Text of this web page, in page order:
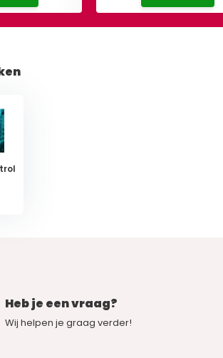
Heb je een vraag?
Wij helpen je graag verder!